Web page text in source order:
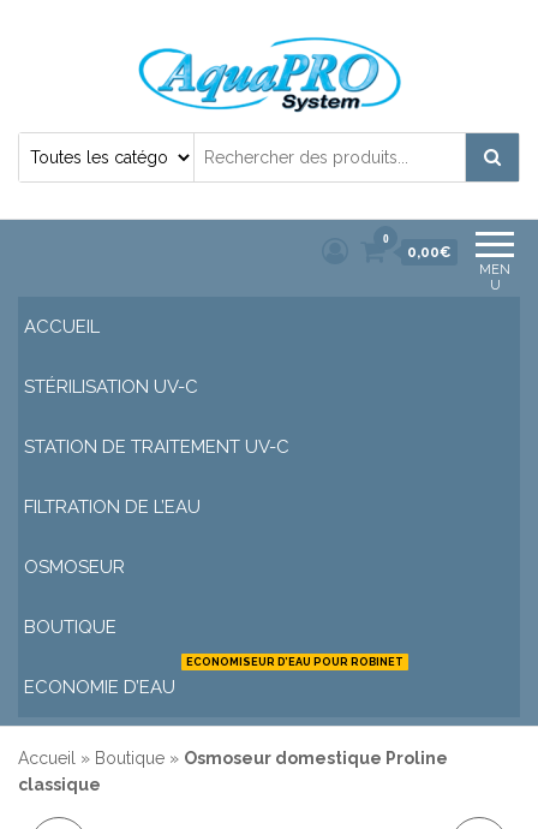
Désinfection Uv de l'eau | Filtration et
MEN
U
0
0,00€
ACCUEIL
STÉRILISATION UV-C
STATION DE TRAITEMENT UV-C
FILTRATION DE L’EAU
OSMOSEUR
BOUTIQUE
ECONOMIE D’EAU
ECONOMISEUR D’EAU POUR ROBINET
Accueil » Boutique » Osmoseur domestique Proline
classique